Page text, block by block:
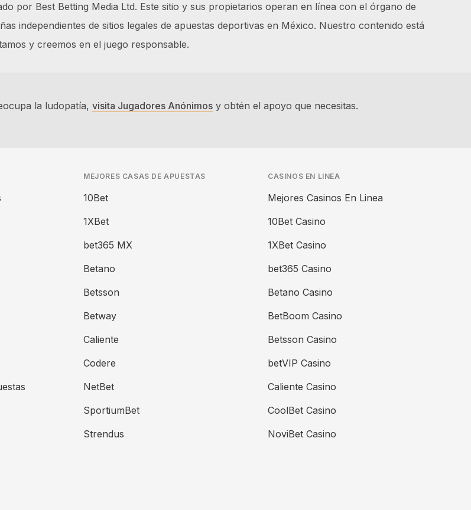
por Best Betting Media Ltd. Este sitio y sus propietarios operan en línea con el órgano de
independientes de sitios legales de apuestas deportivas en México. Nuestro contenido está
y creemos en el juego responsable.
la ludopatía, visita Jugadores Anónimos y obtén el apoyo que necesitas.
MEJORES CASAS DE APUESTAS
10Bet
1XBet
bet365 MX
Betano
Betsson
Betway
Caliente
Codere
NetBet
SportiumBet
Strendus
CASINOS EN LINEA
Mejores Casinos En Linea
10Bet Casino
1XBet Casino
bet365 Casino
Betano Casino
BetBoom Casino
Betsson Casino
betVIP Casino
Caliente Casino
CoolBet Casino
NoviBet Casino